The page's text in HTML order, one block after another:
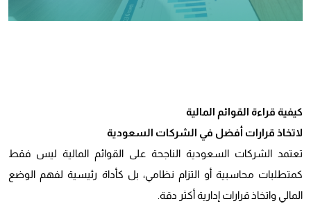
كيفية قراءة القوائم المالية
لاتخاذ قرارات أفضل في الشركات السعودية
تعتمد الشركات السعودية الناجحة على القوائم المالية ليس فقط
كمتطلبات محاسبية أو التزام نظامي، بل كأداة رئيسية لفهم الوضع
المالي واتخاذ قرارات إدارية أكثر دقة.